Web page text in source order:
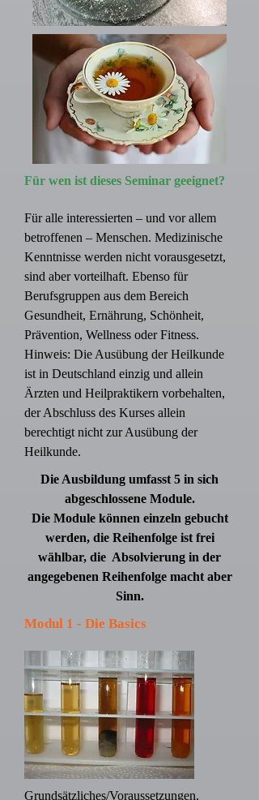
Für wen ist dieses Seminar geeignet?
Für alle interessierten – und vor allem
betroffenen – Menschen. Medizinische
Kenntnisse werden nicht vorausgesetzt,
sind aber vorteilhaft. Ebenso für
Berufsgruppen aus dem Bereich
Gesundheit, Ernährung, Schönheit,
Prävention, Wellness oder Fitness.
Hinweis: Die Ausübung der Heilkunde
ist in Deutschland einzig und allein
Ärzten und Heilpraktikern vorbehalten,
der Abschluss des Kurses allein
berechtigt nicht zur Ausübung der
Heilkunde.
Die Ausbildung umfasst 5 in sich
abgeschlossene Module.
Die Module können einzeln gebucht
werden, die Reihenfolge ist frei
wählbar, die Absolvierung in der
angegebenen Reihenfolge macht aber
Sinn.
Modul 1 - Die Basics
Grundsätzliches/Voraussetzungen,